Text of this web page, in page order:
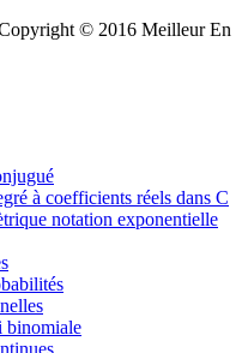
© 2016 Meilleur En
à coefficients réels dans C
notation exponentielle
binomiale